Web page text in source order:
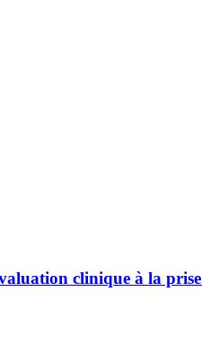
clinique à la